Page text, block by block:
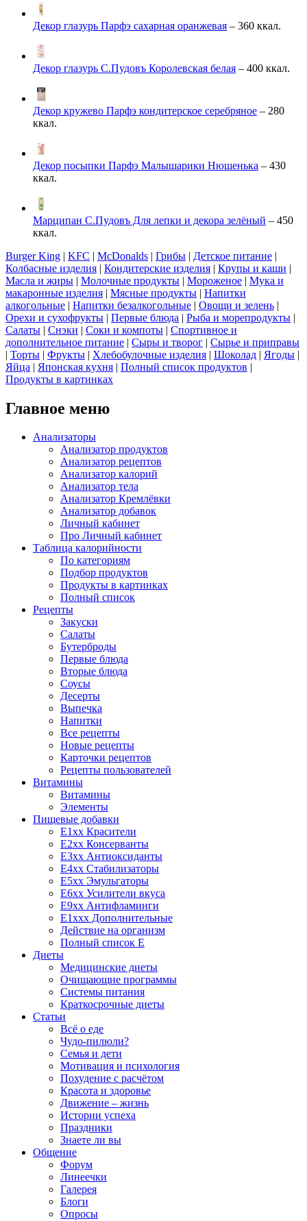
Декор глазурь Парфэ сахарная оранжевая – 360 ккал.
Декор глазурь С.Пудовъ Королевская белая – 400 ккал.
Декор кружево Парфэ кондитерское серебряное – 280
ккал.
Декор посыпки Парфэ Малышарики Нюшенька – 430
ккал.
Марципан С.Пудовъ Для лепки и декора зелёный – 450
ккал.
Burger King | KFC | McDonalds | Грибы | Детское питание |
Колбасные изделия | Кондитерские изделия | Крупы и каши |
Масла и жиры | Молочные продукты | Мороженое | Мука и
макаронные изделия | Мясные продукты | Напитки
алкогольные | Напитки безалкогольные | Овощи и зелень |
Орехи и сухофрукты | Первые блюда | Рыба и морепродукты |
Салаты | Снэки | Соки и компоты | Спортивное и
дополнительное питание | Сыры и творог | Сырье и приправы
| Торты | Фрукты | Хлебобулочные изделия | Шоколад | Ягоды |
Яйца | Японская кухня | Полный список продуктов |
Продукты в картинках
Главное меню
Анализаторы
Анализатор продуктов
Анализатор рецептов
Анализатор калорий
Анализатор тела
Анализатор Кремлёвки
Анализатор добавок
Личный кабинет
Про Личный кабинет
Таблица калорийности
По категориям
Подбор продуктов
Продукты в картинках
Полный список
Рецепты
Закуски
Салаты
Бутерброды
Первые блюда
Вторые блюда
Соусы
Десерты
Выпечка
Напитки
Все рецепты
Новые рецепты
Карточки рецептов
Рецепты пользователей
Витамины
Витамины
Элементы
Пищевые добавки
E1xx Красители
E2xx Консерванты
E3xx Антиоксиданты
E4xx Стабилизаторы
E5xx Эмульгаторы
E6xx Усилители вкуса
E9xx Антифламинги
E1xxx Дополнительные
Действие на организм
Полный список E
Диеты
Медицинские диеты
Очищающие программы
Системы питания
Краткосрочные диеты
Статьи
Всё о еде
Чудо-пилюли?
Семья и дети
Мотивация и психология
Похудение с расчётом
Красота и здоровье
Движение – жизнь
Истории успеха
Праздники
Знаете ли вы
Общение
Форум
Линеечки
Галерея
Блоги
Опросы